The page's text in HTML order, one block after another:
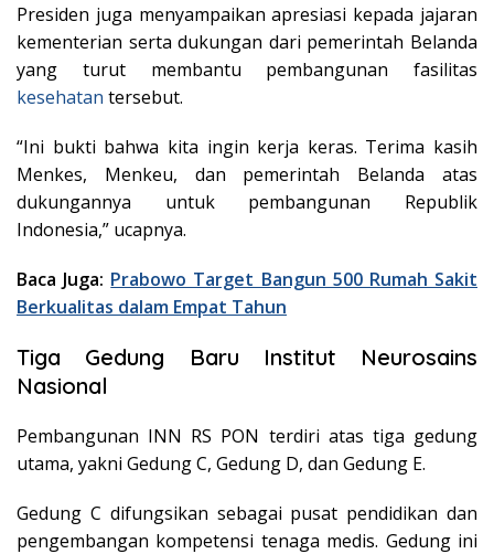
Presiden juga menyampaikan apresiasi kepada jajaran
kementerian serta dukungan dari pemerintah Belanda
yang turut membantu pembangunan fasilitas
kesehatan tersebut.
“Ini bukti bahwa kita ingin kerja keras. Terima kasih
Menkes, Menkeu, dan pemerintah Belanda atas
dukungannya untuk pembangunan Republik
Indonesia,” ucapnya.
Baca Juga: Prabowo Target Bangun 500 Rumah Sakit
Berkualitas dalam Empat Tahun
Tiga Gedung Baru Institut Neurosains
Nasional
Pembangunan INN RS PON terdiri atas tiga gedung
utama, yakni Gedung C, Gedung D, dan Gedung E.
Gedung C difungsikan sebagai pusat pendidikan dan
pengembangan kompetensi tenaga medis. Gedung ini